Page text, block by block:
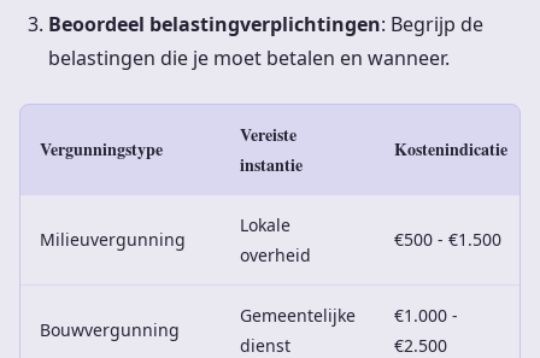
Beoordeel belastingverplichtingen: Begrijp de
belastingen die je moet betalen en wanneer.
Vergunningstype
Vereiste
instantie
Kostenindicatie
Milieuvergunning
Lokale
overheid
€500 - €1.500
Bouwvergunning
Gemeentelijke
dienst
€1.000 -
€2.500